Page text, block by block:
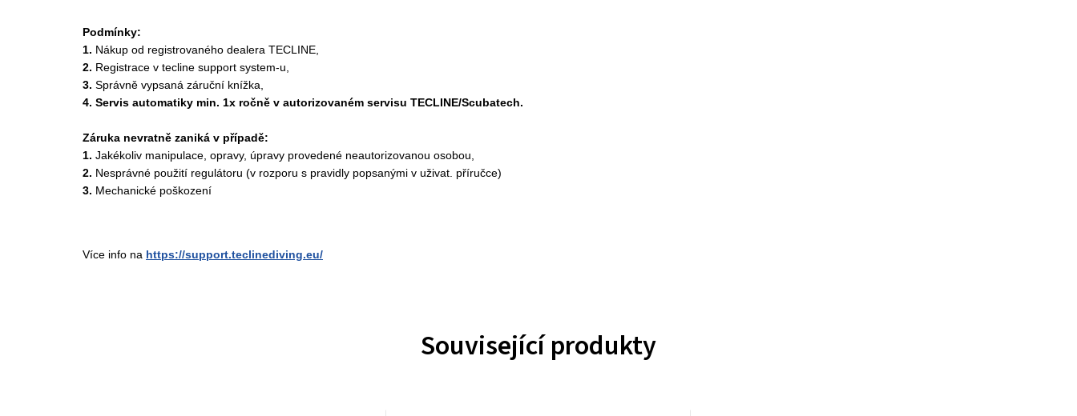
Podmínky:
1. Nákup od registrovaného dealera TECLINE,
2. Registrace v tecline support system-u,
3. Správně vypsaná záruční knížka,
4. Servis automatiky min. 1x ročně v autorizovaném servisu TECLINE/Scubatech.
Záruka nevratně zaniká v případě:
1. Jakékoliv manipulace, opravy, úpravy provedené neautorizovanou osobou,
2. Nesprávné použití regulátoru (v rozporu s pravidly popsanými v uživat. příručce)
3. Mechanické poškození
Více info na https://support.teclinediving.eu/
Související produkty